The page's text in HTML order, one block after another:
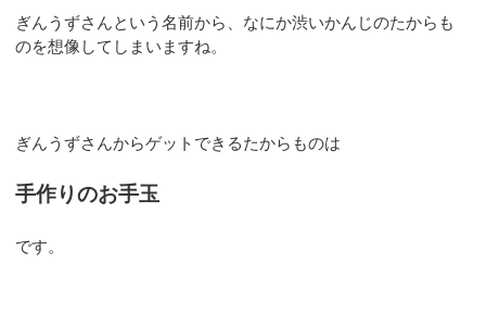
ぎんうずさんという名前から、なにか渋いかんじのたからも
のを想像してしまいますね。
ぎんうずさんからゲットできるたからものは
手作りのお手玉
です。